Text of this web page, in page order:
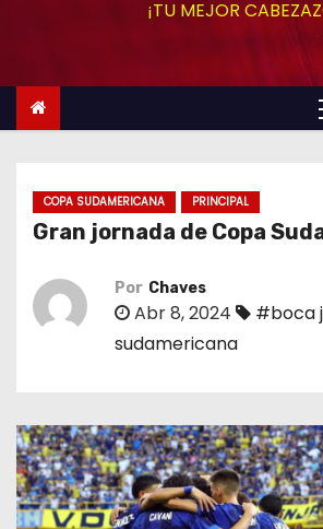
¡TU MEJOR
COPA SUDAMERICANA PRINCIPAL
Gran jornada de Copa
Por Chaves
Abr 8, 2024 #boca
sudamericana